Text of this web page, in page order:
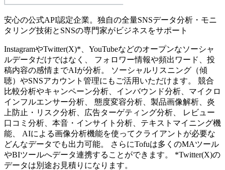
安心の公式API認定企業。独自の全量SNSデータ分析・モニ
タリング技術とSNSの専門家がビジネスをサポート
InstagramやTwitter(X)*、YouTubeなどのオープンなソーシャ
ルデータだけではなく、 フォロワー情報や頻出ワード、投
稿内容の感情までAIが分析。 ソーシャルリスニング（傾
聴）やSNSアカウント管理にもご活用いただけます。 競合
比較分析やキャンペーン分析、インバウンド分析、マイクロ
インフルエンサー分析、 態度変容分析、製品画像解析、炎
上防止・リスク分析、広告ターゲティング分析、 レビュー
口コミ分析、本音・インサイト分析、テキストマイニング機
能、 AIによる画像分析機能を使ってクライアントが必要な
どんなデータでも出力可能。 さらにTofuは多くのMAツール
やBIツールへデータ連携することができます。 *Twitter(X)の
データは別途お見積りになります。